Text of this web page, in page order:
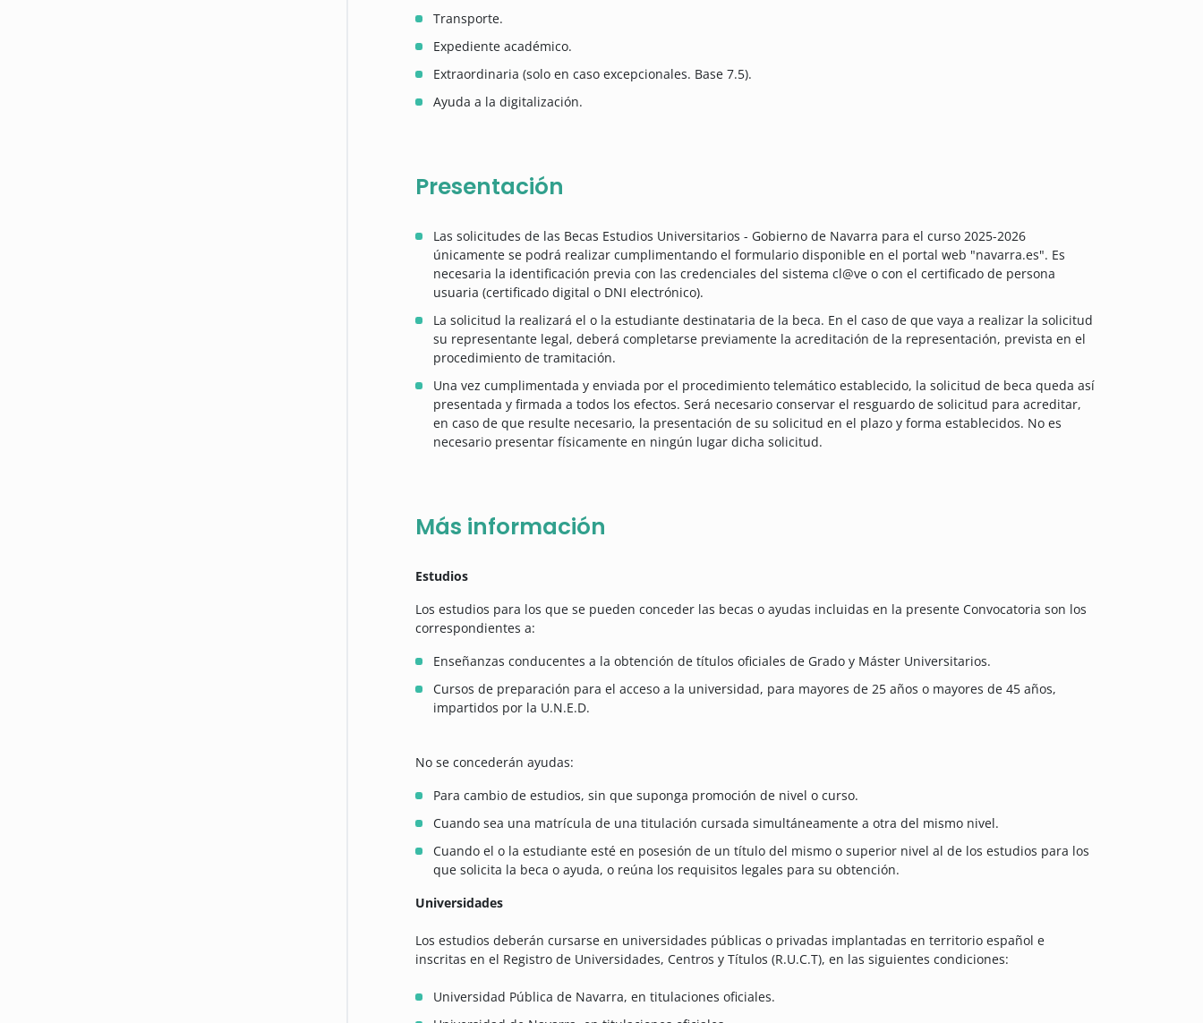
Transporte.
Expediente académico.
Extraordinaria (solo en caso excepcionales. Base 7.5).
Ayuda a la digitalización.
Presentación
Las solicitudes de las Becas Estudios Universitarios - Gobierno de Navarra para el curso 2025-2026
únicamente se podrá realizar cumplimentando el formulario disponible en el portal web "navarra.es". Es
necesaria la identificación previa con las credenciales del sistema cl@ve o con el certificado de persona
usuaria (certificado digital o DNI electrónico).
La solicitud la realizará el o la estudiante destinataria de la beca. En el caso de que vaya a realizar la solicitud
su representante legal, deberá completarse previamente la acreditación de la representación, prevista en el
procedimiento de tramitación.
Una vez cumplimentada y enviada por el procedimiento telemático establecido, la solicitud de beca queda así
presentada y firmada a todos los efectos. Será necesario conservar el resguardo de solicitud para acreditar,
en caso de que resulte necesario, la presentación de su solicitud en el plazo y forma establecidos. No es
necesario presentar físicamente en ningún lugar dicha solicitud.
Más información
Estudios
Los estudios para los que se pueden conceder las becas o ayudas incluidas en la presente Convocatoria son los
correspondientes a:
Enseñanzas conducentes a la obtención de títulos oficiales de Grado y Máster Universitarios.
Cursos de preparación para el acceso a la universidad, para mayores de 25 años o mayores de 45 años,
impartidos por la U.N.E.D.
No se concederán ayudas:
Para cambio de estudios, sin que suponga promoción de nivel o curso.
Cuando sea una matrícula de una titulación cursada simultáneamente a otra del mismo nivel.
Cuando el o la estudiante esté en posesión de un título del mismo o superior nivel al de los estudios para los
que solicita la beca o ayuda, o reúna los requisitos legales para su obtención.
Universidades
Los estudios deberán cursarse en universidades públicas o privadas implantadas en territorio español e
inscritas en el Registro de Universidades, Centros y Títulos (R.U.C.T), en las siguientes condiciones:
Universidad Pública de Navarra, en titulaciones oficiales.